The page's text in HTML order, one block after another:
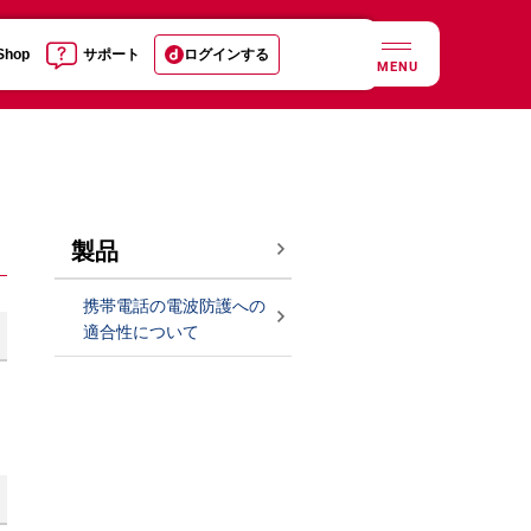
サポート ログインする
MENU
製品
携帯電話の電波防護への
適合性について